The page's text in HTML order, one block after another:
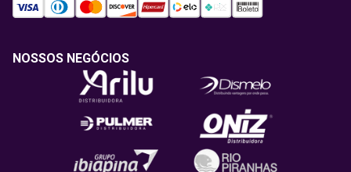
NOSSOS NEGÓCIOS